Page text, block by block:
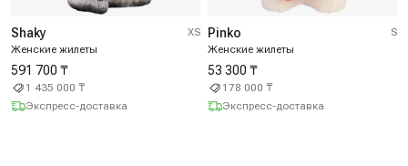
Shaky
Женские жилеты
XS
591 700 ₸
1 435 000 ₸
Экспресс-доставка
Pinko
Женские жилеты
S
53 300 ₸
178 000 ₸
Экспресс-доставка